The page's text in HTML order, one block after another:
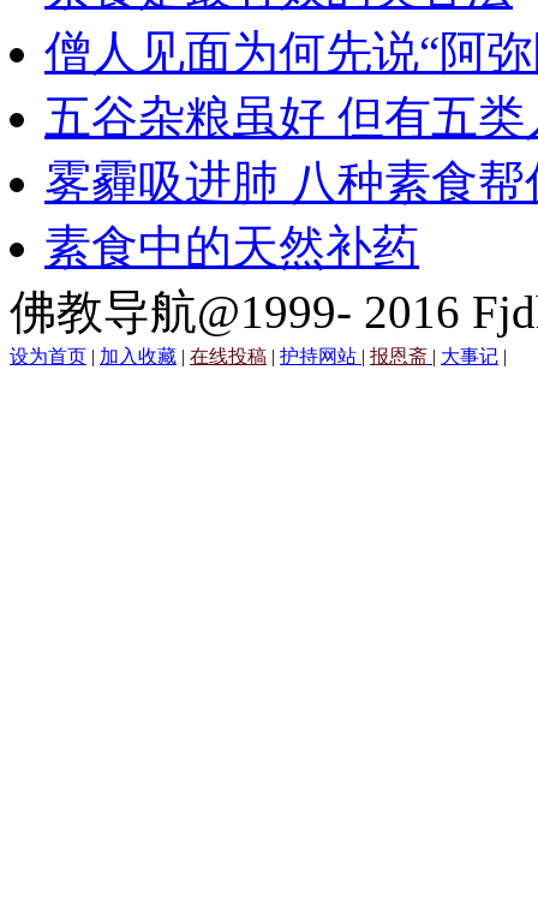
僧人见面为何先说“阿
五谷杂粮虽好 但有五
雾霾吸进肺 八种素食帮
素食中的天然补药
佛教导航@1999- 2016
设为首页 | 加入收藏 | 在线投稿 | 护持网站 | 报恩斋 | 大事记 |